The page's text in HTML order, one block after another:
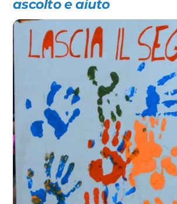
ascolto e aiuto